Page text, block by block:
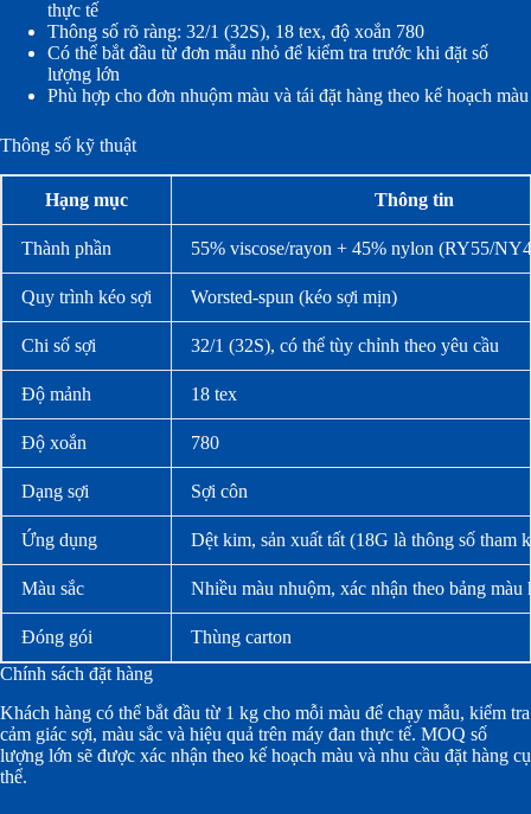
thực tế
Thông số rõ ràng: 32/1 (32S), 18 tex, độ xoắn 780
Có thể bắt đầu từ đơn mẫu nhỏ để kiểm tra trước khi đặt số
lượng lớn
Phù hợp cho đơn nhuộm màu và tái đặt hàng theo kế hoạch màu
Thông số kỹ thuật
Hạng mục Thông tin
Thành phần 55% viscose/rayon + 45% nylon (RY55/
Quy trình kéo sợi Worsted-spun (kéo sợi mịn)
Chi số sợi 32/1 (32S), có thể tùy chỉnh theo yêu cầu
Độ mảnh 18 tex
Độ xoắn 780
Dạng sợi Sợi côn
Ứng dụng Dệt kim, sản xuất tất (18G là thông số tham
Màu sắc Nhiều màu nhuộm, xác nhận theo bảng màu
Đóng gói
Thùng carton
Chính sách đặt hàng
Khách hàng có thể bắt đầu từ 1 kg cho mỗi màu để chạy mẫu, kiểm tra
cảm giác sợi, màu sắc và hiệu quả trên máy đan thực tế. MOQ số
lượng lớn sẽ được xác nhận theo kế hoạch màu và nhu cầu đặt hàng cụ
thể.